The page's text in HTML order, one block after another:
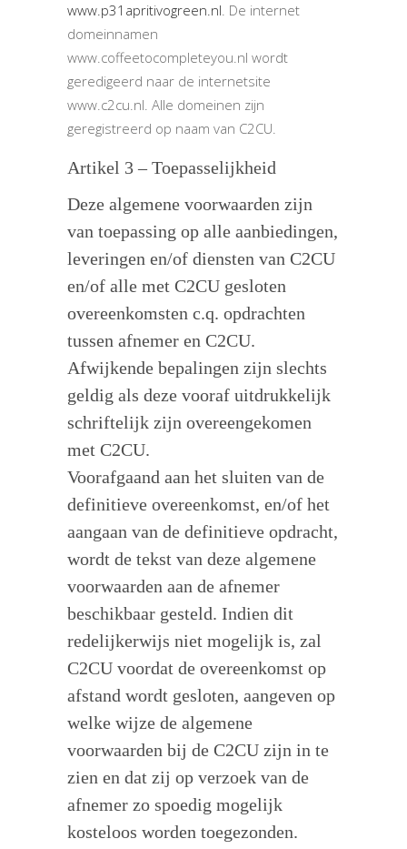
www.p31apritivogreen.nl. De internet
domeinnamen
www.coffeetocompleteyou.nl wordt
geredigeerd naar de internetsite
www.c2cu.nl. Alle domeinen zijn
geregistreerd op naam van C2CU.
Artikel 3 – Toepasselijkheid
Deze algemene voorwaarden zijn
van toepassing op alle aanbiedingen,
leveringen en/of diensten van C2CU
en/of alle met C2CU gesloten
overeenkomsten c.q. opdrachten
tussen afnemer en C2CU.
Afwijkende bepalingen zijn slechts
geldig als deze vooraf uitdrukkelijk
schriftelijk zijn overeengekomen
met C2CU.
Voorafgaand aan het sluiten van de
definitieve overeenkomst, en/of het
aangaan van de definitieve opdracht,
wordt de tekst van deze algemene
voorwaarden aan de afnemer
beschikbaar gesteld. Indien dit
redelijkerwijs niet mogelijk is, zal
C2CU voordat de overeenkomst op
afstand wordt gesloten, aangeven op
welke wijze de algemene
voorwaarden bij de C2CU zijn in te
zien en dat zij op verzoek van de
afnemer zo spoedig mogelijk
kosteloos worden toegezonden.